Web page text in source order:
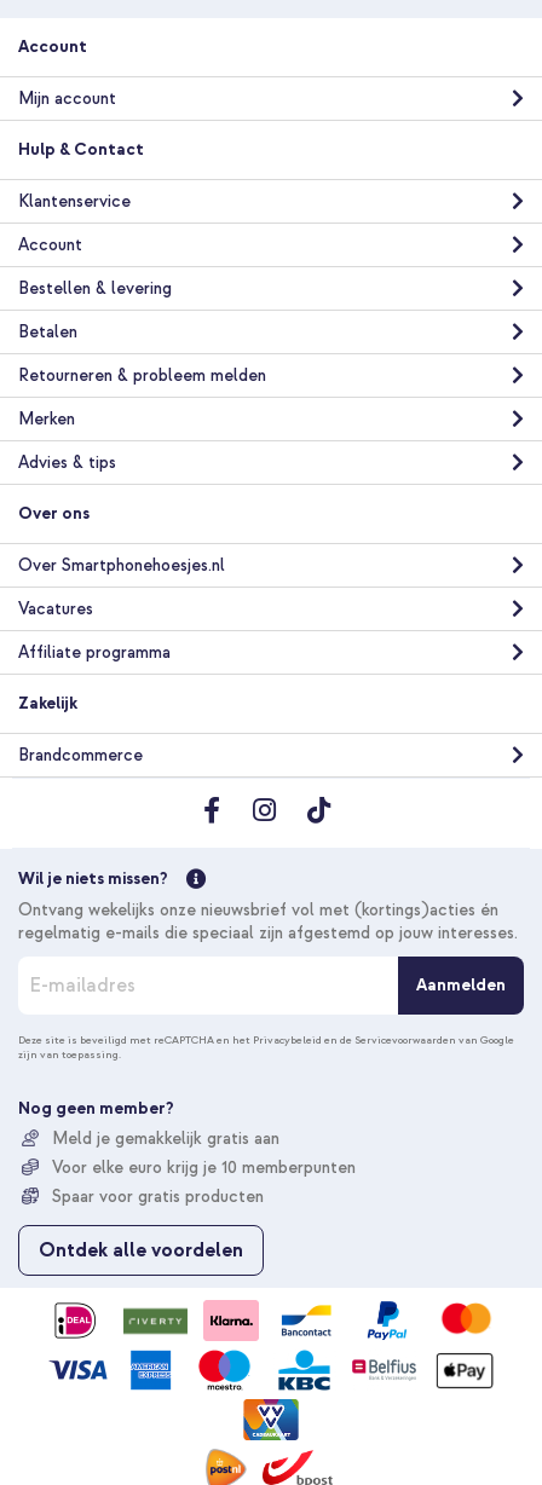
Account
Mijn account
Hulp & Contact
Klantenservice
Account
Bestellen & levering
Betalen
Retourneren & probleem melden
Merken
Advies & tips
Over ons
Over Smartphonehoesjes.nl
Vacatures
Affiliate programma
Zakelijk
Brandcommerce
Wil je niets missen?
Ontvang wekelijks onze nieuwsbrief vol met (kortings)acties én
regelmatig e-mails die speciaal zijn afgestemd op jouw interesses.
n
n
e
u
o
p
o
z
Aanmelden
Deze site is beveiligd met reCAPTCHA en het Privacybeleid en de Servicevoorwaarden van Google
zijn van toepassing.
Nog geen member?
Meld je gemakkelijk gratis aan
Voor elke euro krijg je 10 memberpunten
Spaar voor gratis producten
Ontdek alle voordelen